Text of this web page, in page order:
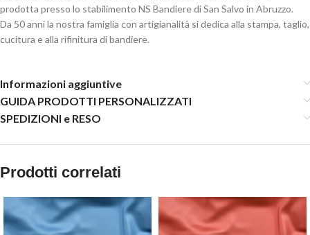
prodotta presso lo stabilimento NS Bandiere di San Salvo in Abruzzo.
Da 50 anni la nostra famiglia con artigianalità si dedica alla stampa, taglio,
cucitura e alla rifinitura di bandiere.
Informazioni aggiuntive
GUIDA PRODOTTI PERSONALIZZATI
SPEDIZIONI e RESO
Prodotti correlati